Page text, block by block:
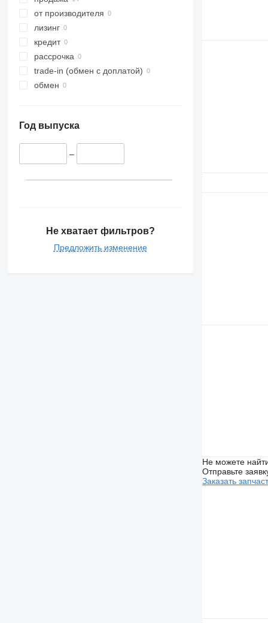
от производителя
лизинг
кредит
рассрочка
trade-in (обмен с доплатой)
обмен
Год выпуска
–
Не хватает фильтров?
Предложить изменение
Не можете
Отправьте
Заказать